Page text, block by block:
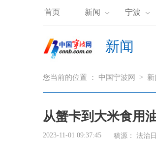
首页 新闻 宁波
新闻
您当前的位置 ： 中国宁波网 >
从蟹卡到大米食用
2023-11-01 09:37:45 稿源： 法治